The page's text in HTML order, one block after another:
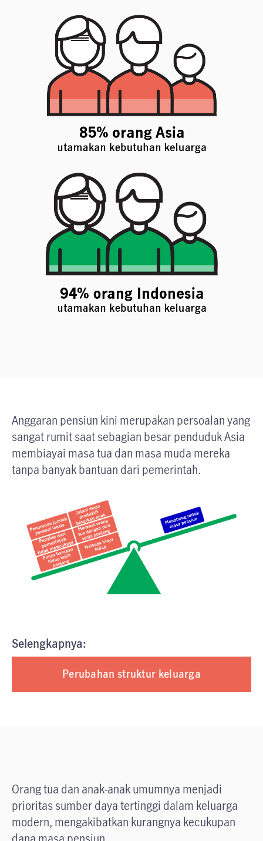
Anggaran pensiun kini merupakan persoalan yang
sangat rumit saat sebagian besar penduduk Asia
membiayai masa tua dan masa muda mereka
tanpa banyak bantuan dari pemerintah.
Selengkapnya:
Perubahan struktur keluarga
Orang tua dan anak-anak umumnya menjadi
prioritas sumber daya tertinggi dalam keluarga
modern, mengakibatkan kurangnya kecukupan